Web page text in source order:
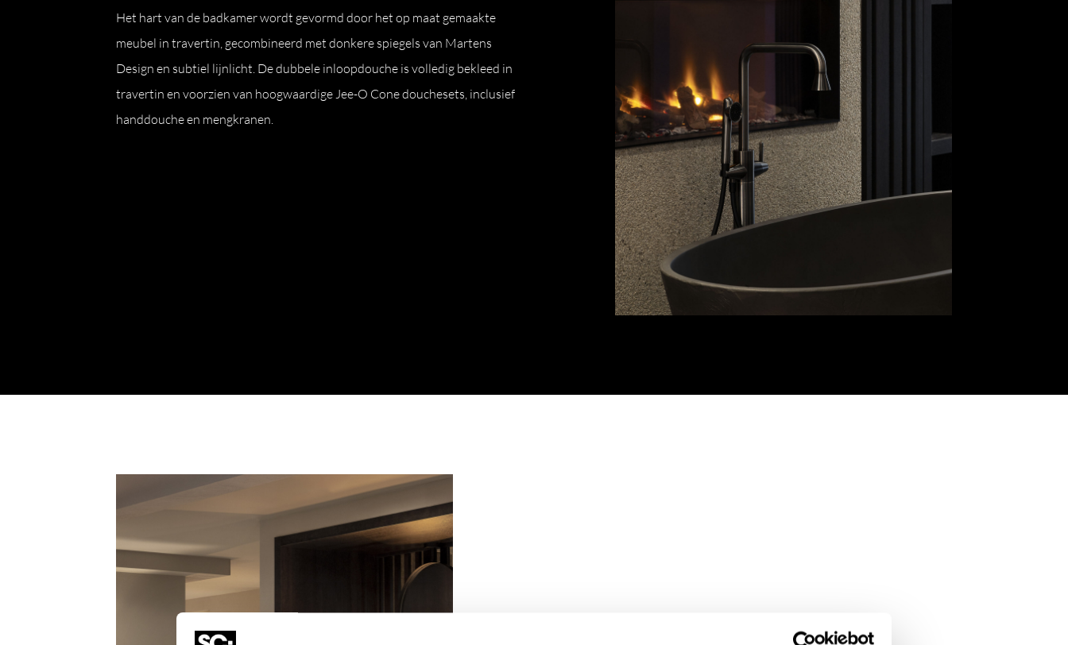
Het hart van de badkamer wordt gevormd door het op maat gemaakte
meubel in travertin, gecombineerd met donkere spiegels van Martens
Design en subtiel lijnlicht. De dubbele inloopdouche is volledig bekleed in
travertin en voorzien van hoogwaardige Jee-O Cone douchesets, inclusief
handdouche en mengkranen.